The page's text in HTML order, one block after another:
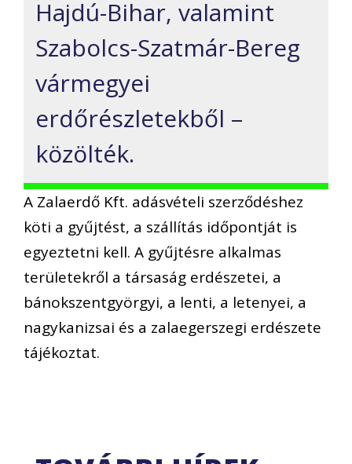
Hajdú-Bihar, valamint
Szabolcs-Szatmár-Bereg
vármegyei
erdőrészletekből –
közölték.
A Zalaerdő Kft. adásvételi szerződéshez
köti a gyűjtést, a szállítás időpontját is
egyeztetni kell. A gyűjtésre alkalmas
területekről a társaság erdészetei, a
bánokszentgyörgyi, a lenti, a letenyei, a
nagykanizsai és a zalaegerszegi erdészete
tájékoztat.